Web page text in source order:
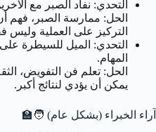
التحدي: نفاد الصبر مع
الحل: ممارسة الصبر، فهم
التركيز على العملية وليس
التحدي: الميل للسيطرة
المهام.
الحل: تعلم فن التفويض،
يمكن أن يؤدي لنتائج أكبر.
آراء الخبراء (بشكل عام) 🧑‍🏫